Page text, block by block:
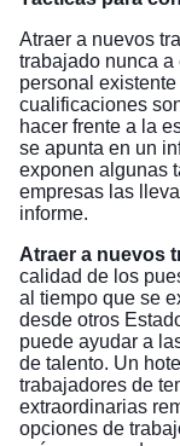
Atraer a nuevos
trabajado nunca a
personal
cualificaciones
hacer frente a la
se apunta en un
exponen algunas
empresas las
informe.
Atraer a nuevos
calidad de los
al tiempo que se
desde otros
puede ayudar a
de talento. Un
trabajadores de
extraordinarias
opciones de